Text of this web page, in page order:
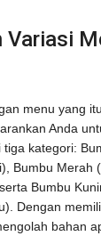
Variasi
menu yang
Anda
kategori:
Bumbu Merah
Bumbu
Dengan
bahan